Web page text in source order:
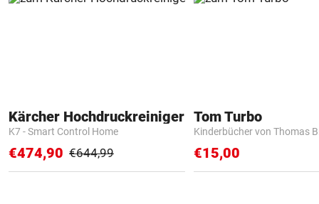
Kärcher Hochdruckreiniger
K7 - Smart Control Home
€474,90 €644,99
Tom Turbo
Kinderbücher von Thomas
€15,00